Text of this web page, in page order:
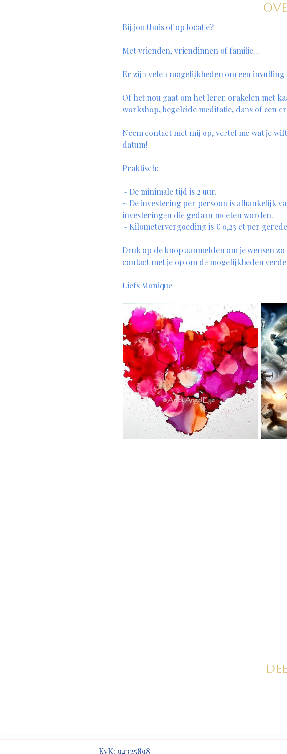
Bij jou thuis of op locatie?
Met vrienden, vriendinnen of familie...
Er zijn velen mogelijkheden om een invulling
Of het nou gaat om het leren orakelen met
workshop, begeleide meditatie, dans of een
Neem contact met mij op, vertel me wat je
datum!
Praktisch:
~ De minimale tijd is 2 uur.
~ De investering per persoon is afhankelijk
investeringen die gedaan moeten worden.
~ Kilometervergoeding is € 0,23 ct per
Druk op de knop aanmelden om je wensen
contact met je op om de mogelijkheden
Liefs Monique
​​KvK: 94325898